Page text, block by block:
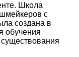
Школа
с
создана в
обучения